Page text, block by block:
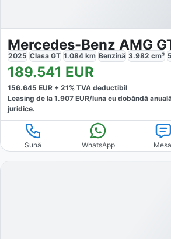
2025 Clasa GT 1.084 km Benzină 3.982 cm³
189.541 EUR
156.645 EUR + 21% TVA deductibil
Leasing de la 1.907 EUR/luna cu dobăndă
juridice.
Sună WhatsApp